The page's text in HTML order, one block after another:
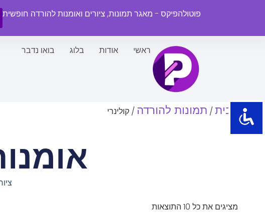
פוטולהפיקס - מאגר תמונות, ציורים ואומנות להורדה חופשית
ראשי אודות בלוג בואו נדבר
עמוד הבית / תמונות להורדה / קולינרי
מציגים את כל ⁦10⁩ התוצאות